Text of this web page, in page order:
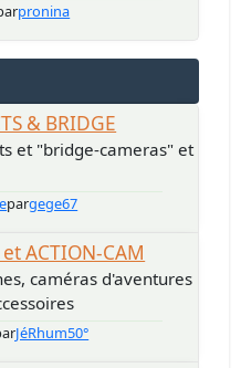
pronina
& BRIDGE
et "bridge-cameras" et
pargege67
ACTION-CAM
caméras d'aventures
JéRhum50°